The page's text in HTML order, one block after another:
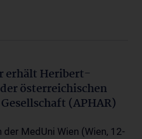
erhält Heribert-
österreichischen
(APHAR)
MedUni Wien (Wien, 12-